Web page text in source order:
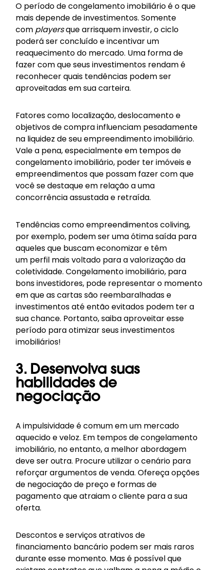
O período de congelamento imobiliário é o que
mais depende de investimentos. Somente
com playersque arrisquem investir, o ciclo
poderá ser concluído e incentivar um
reaquecimento do mercado. Uma forma de
fazer com que seus investimentos rendam é
reconhecer quais tendências podem ser
aproveitadas em sua carteira.
Fatores como localização, deslocamento e
objetivos de compra influenciam pesadamente
na liquidez de seu empreendimento imobiliário.
Vale a pena, especialmente em tempos de
congelamento imobiliário, poder ter imóveis e
empreendimentos que possam fazer com que
você se destaque em relação a uma
concorrência assustada e retraída.
Tendências comoempreendimentos coliving,
por exemplo, podem ser uma ótima saída para
aqueles que buscam economizar e têm
um perfil mais voltado para a valorização da
coletividade. Congelamento imobiliário, para
bons investidores, pode representar o momento
em que as cartas são reembaralhadas e
investimentos até então evitados podem ter a
sua chance. Portanto, saiba aproveitar esse
período para otimizar seus investimentos
imobiliários!
3. Desenvolva suas
habilidades de
negociação
A impulsividade é comum em um mercado
aquecido e veloz. Em tempos de congelamento
imobiliário, no entanto, a melhor abordagem
deve ser outra. Procure utilizar o cenário para
reforçar argumentos de venda. Ofereça opções
de negociação de preço e formas de
pagamento que atraiam o cliente para a sua
oferta.
Descontos e serviços atrativos de
financiamento bancário podem ser mais raros
durante esse momento. Mas é possível que